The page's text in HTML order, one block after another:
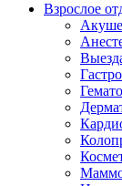
Взрослое